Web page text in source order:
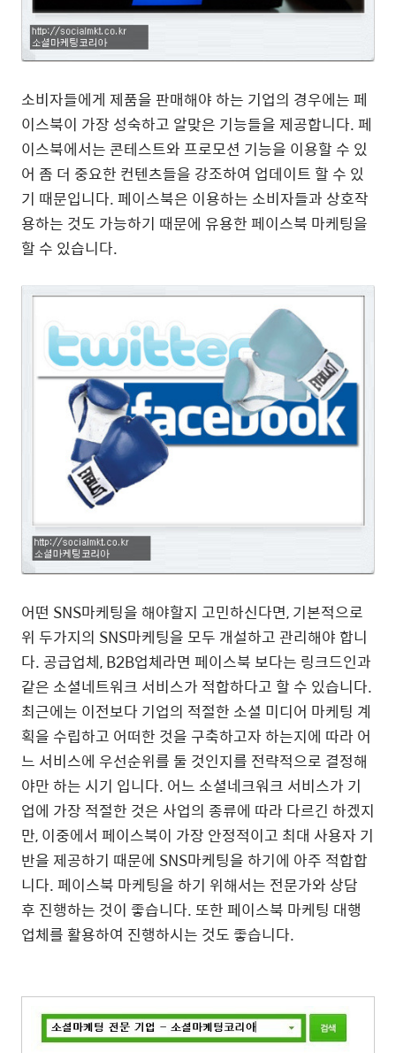
소비자들에게 제품을 판매해야 하는 기업의 경우에는 페
이스북이 가장 성숙하고 알맞은 기능들을 제공합니다. 페
이스북에서는 콘테스트와 프로모션 기능을 이용할 수 있
어 좀 더 중요한 컨텐츠들을 강조하여 업데이트 할 수 있
기 때문입니다. 페이스북은 이용하는 소비자들과 상호작
용하는 것도 가능하기 때문에 유용한 페이스북 마케팅을
할 수 있습니다.
어떤 SNS마케팅을 해야할지 고민하신다면, 기본적으로
위 두가지의 SNS마케팅을 모두 개설하고 관리해야 합니
다. 공급업체, B2B업체라면 페이스북 보다는 링크드인과
같은 소셜네트워크 서비스가 적합하다고 할 수 있습니다.
최근에는 이전보다 기업의 적절한 소셜 미디어 마케팅 계
획을 수립하고 어떠한 것을 구축하고자 하는지에 따라 어
느 서비스에 우선순위를 둘 것인지를 전략적으로 결정해
야만 하는 시기 입니다. 어느 소셜네크워크 서비스가 기
업에 가장 적절한 것은 사업의 종류에 따라 다르긴 하겠지
만, 이중에서 페이스북이 가장 안정적이고 최대 사용자 기
반을 제공하기 때문에 SNS마케팅을 하기에 아주 적합합
니다. 페이스북 마케팅을 하기 위해서는 전문가와 상담
후 진행하는 것이 좋습니다. 또한 페이스북 마케팅 대행
업체를 활용하여 진행하시는 것도 좋습니다.